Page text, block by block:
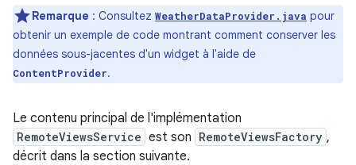
Remarque : Consultez WeatherDataProvider.java pour
obtenir un exemple de code montrant comment conserver les
données sous-jacentes d'un widget à l'aide de
ContentProvider.
Le contenu principal de l'implémentation
RemoteViewsService est son RemoteViewsFactory ,
décrit dans la section suivante.